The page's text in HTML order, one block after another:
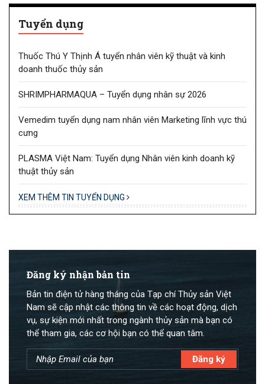
Tuyển dụng
Thuốc Thú Y Thịnh Á tuyển nhân viên kỹ thuật và kinh
doanh thuốc thủy sản
SHRIMPHARMAQUA – Tuyển dụng nhân sự 2026
Vemedim tuyển dụng nam nhân viên Marketing lĩnh vực thú
cưng
PLASMA Việt Nam: Tuyển dụng Nhân viên kinh doanh kỹ
thuật thủy sản
XEM THÊM TIN TUYỂN DỤNG
Đăng ký nhận bản tin
Bản tin điện tử hàng tháng của Tạp chí Thủy sản Việt
Nam sẽ cập nhật các thông tin về các hoạt động, dịch
vụ, sự kiện mới nhất trong ngành thủy sản mà bạn có
thể tham gia, các cơ hội bạn có thể quan tâm.